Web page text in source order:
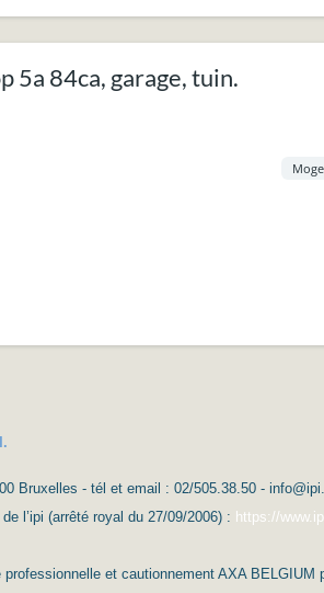
5a 84ca, garage, tuin.
Bruxelles - tél et email : 02/505.38.50 -
l’ipi (arrêté royal du 27/09/2006) : https://
et cautionnement AXA BELGIUM